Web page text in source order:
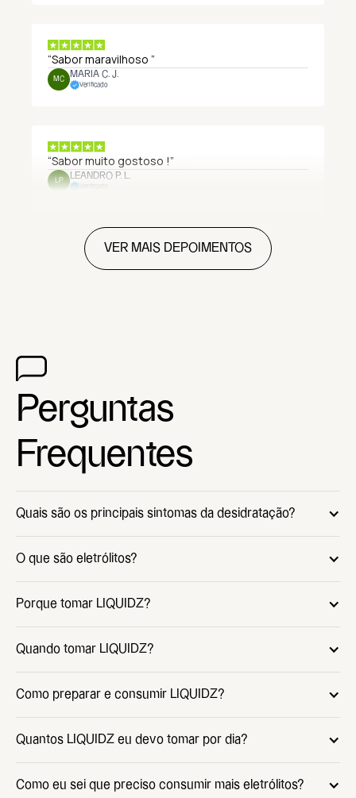
“Sabor maravilhoso ”
MC
MARIA C. J.
Verificado
“Sabor muito gostoso !”
LP
LEANDRO P. L.
VER MAIS DEPOIMENTOS
Perguntas
Frequentes
Quais são os principais sintomas da desidratação?
O que são eletrólitos?
Porque tomar LIQUIDZ?
Quando tomar LIQUIDZ?
Como preparar e consumir LIQUIDZ?
Quantos LIQUIDZ eu devo tomar por dia?
Como eu sei que preciso consumir mais eletrólitos?
A fórmula
passou por
A fórmula
passou por